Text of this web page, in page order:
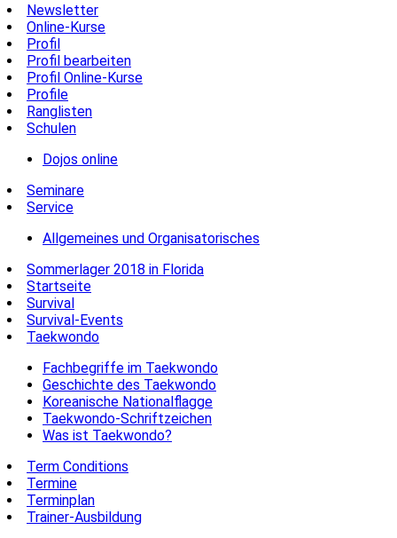
Newsletter
Online-Kurse
Profil
Profil bearbeiten
Profil Online-Kurse
Profile
Ranglisten
Schulen
Dojos online
Seminare
Service
Allgemeines und Organisatorisches
Sommerlager 2018 in Florida
Startseite
Survival
Survival-Events
Taekwondo
Fachbegriffe im Taekwondo
Geschichte des Taekwondo
Koreanische Nationalflagge
Taekwondo-Schriftzeichen
Was ist Taekwondo?
Term Conditions
Termine
Terminplan
Trainer-Ausbildung